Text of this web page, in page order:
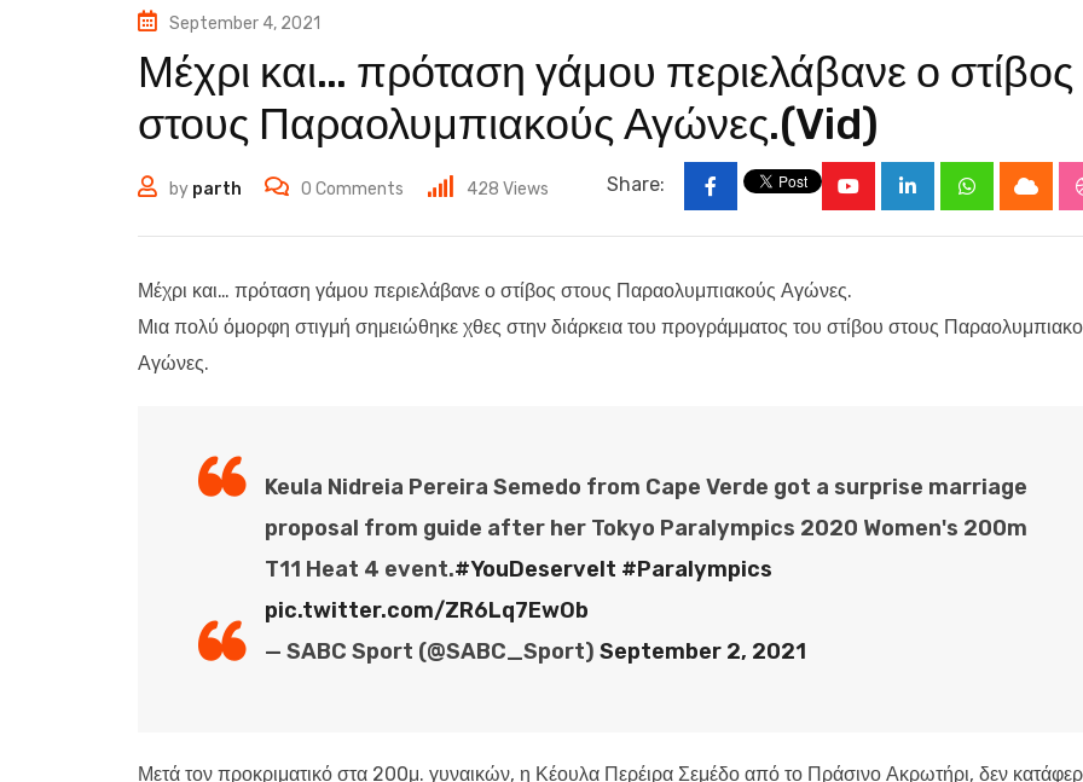
September 4, 2021
Μέχρι και… πρόταση γάμου περιελάβανε ο στίβος
στους Παραολυμπιακούς Αγώνες.(Vid)
by parth 0 Comments 428 Views Share:
LinkedInWhatsappCloud
Μέχρι και… πρόταση γάμου περιελάβανε ο στίβος στους Παραολυμπιακούς Αγώνες.
Μια πολύ όμορφη στιγμή σημειώθηκε χθες στην διάρκεια του προγράμματος του στίβου στους
Αγώνες.
Keula Nidreia Pereira Semedo from Cape Verde got a surprise marriage
proposal from guide after her Tokyo Paralympics 2020 Women's 200m
T11 Heat 4 event.#YouDeserveIt #Paralympics
pic.twitter.com/ZR6Lq7EwOb
— SABC Sport (@SABC_Sport) September 2, 2021
Μετά τον προκριματικό στα 200μ. γυναικών, η Κέουλα Περέιρα Σεμέδο από το Πράσινο Ακρωτήρι, δεν